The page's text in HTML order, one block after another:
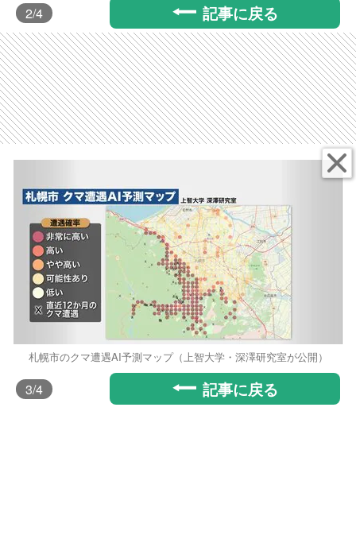
2/4 記事に戻る
札幌市のクマ遭遇AI予測マップ（上智大学・深澤研究室が公開）
3/4 記事に戻る